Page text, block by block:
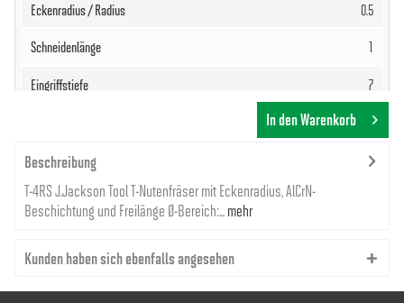
0.5
1
7
50
6
In den Warenkorb
Beschreibung
T-4RS J.Jackson Tool T-Nutenfräser mit Eckenradius, AlCrN-
Beschichtung und Freilänge Ø-Bereich:...mehr
Kunden haben sich ebenfalls angesehen